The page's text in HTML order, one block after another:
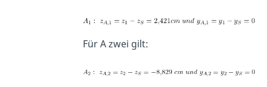
Für A zwei gilt: